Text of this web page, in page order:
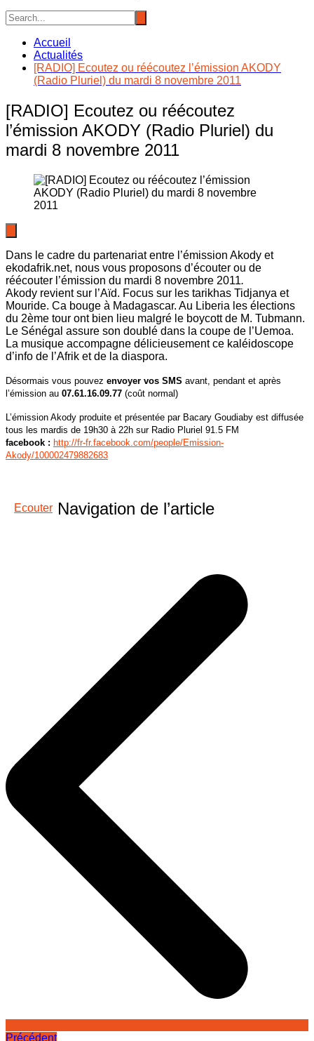
Accueil
Actualités
[RADIO] Ecoutez ou réécoutez l’émission AKODY
(Radio Pluriel) du mardi 8 novembre 2011
[RADIO] Ecoutez ou réécoutez
l’émission AKODY (Radio Pluriel) du
mardi 8 novembre 2011
Dans le cadre du partenariat entre l’émission Akody et
ekodafrik.net, nous vous proposons d’écouter ou de
réécouter l’émission du mardi 8 novembre 2011.
Akody revient sur l’Aïd. Focus sur les tarikhas Tidjanya et
Mouride. Ca bouge à Madagascar. Au Liberia les élections
du 2ème tour ont bien lieu malgré le boycott de M. Tubmann.
Le Sénégal assure son doublé dans la coupe de l’Uemoa.
La musique accompagne délicieusement ce kaléidoscope
d’info de l’Afrik et de la diaspora.
Désormais vous pouvez envoyer vos SMS avant, pendant et après
l’émission au 07.61.16.09.77 (coût normal)
L’émission Akody produite et présentée par Bacary Goudiaby est diffusée
tous les mardis de 19h30 à 22h sur Radio Pluriel 91.5 FM
facebook : http://fr-fr.facebook.com/people/Emission-
Akody/100002479882683
Ecouter Navigation de l’article
Précédent